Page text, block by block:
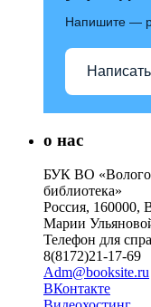
Напишите —
Написать
о нас
БУК ВО
библиотека»
Россия, 160000,
Марии
Телефон для
8(8172)21-17-69
Adm@booksite.ru
ВКонтакте